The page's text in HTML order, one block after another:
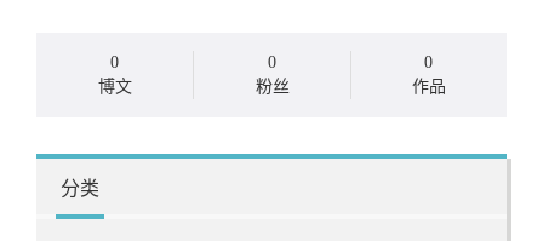
0
博文
0
粉丝
0
作品
分类